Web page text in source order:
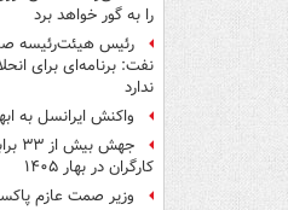
را به گور خواهد برد
رئیس هیئت‌رئیسه
نفت: برنامه‌ای برای
ندارد
واکنش ایرانسل به
کارگران در بهار ۱۴۰۵
وزیر صمت عازم